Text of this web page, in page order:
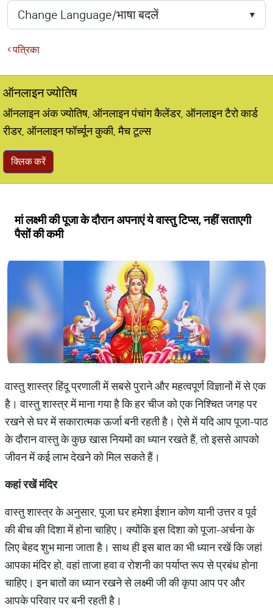
पत्रिका
ऑनलाइन ज्योतिष
ऑनलाइन अंक ज्योतिष, ऑनलाइन पंचांग कैलेंडर, ऑनलाइन टैरो कार्ड
रीडर, ऑनलाइन फॉर्च्यून कुकी, मैच टूल्स
क्लिक करें
मां लक्ष्मी की पूजा के दौरान अपनाएं ये वास्तु टिप्स, नहीं सताएगी
पैसों की कमी
वास्तु शास्त्र हिंदू प्रणाली में सबसे पुराने और महत्वपूर्ण विज्ञानों में से एक
है। वास्तु शास्त्र में माना गया है कि हर चीज को एक निश्चित जगह पर
रखने से घर में सकारात्मक ऊर्जा बनी रहती है। ऐसे में यदि आप पूजा-पाठ
के दौरान वास्तु के कुछ खास नियमों का ध्यान रखते हैं, तो इससे आपको
जीवन में कई लाभ देखने को मिल सकते हैं।
कहां रखें मंदिर
वास्तु शास्त्र के अनुसार, पूजा घर हमेशा ईशान कोण यानी उत्तर व पूर्व
की बीच की दिशा में होना चाहिए। क्योंकि इस दिशा को पूजा-अर्चना के
लिए बेहद शुभ माना जाता है। साथ ही इस बात का भी ध्यान रखें कि जहां
आपका मंदिर हो, वहां ताजा हवा व रोशनी का पर्याप्त रूप से प्रबंध होना
चाहिए। इन बातों का ध्यान रखने से लक्ष्मी जी की कृपा आप पर और
आपके परिवार पर बनी रहती है।